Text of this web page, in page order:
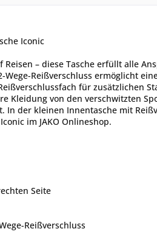
Iconic
– diese Tasche erfüllt alle
Reißverschluss ermöglicht
für zusätzlichen
Kleidung von den verschwitzten
der kleinen Innentasche mit
im JAKO Onlineshop.
Seite
Reißverschluss